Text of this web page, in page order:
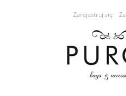
Zarejestruj się